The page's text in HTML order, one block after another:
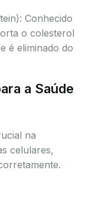
Conhecido
o colesterol
é eliminado do
a Saúde
na
celulares,